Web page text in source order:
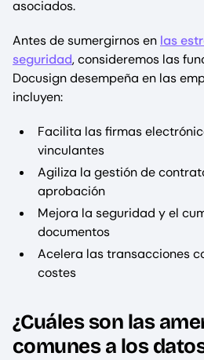
asociados.
Antes de sumergirnos en las
seguridad, consideremos las
Docusign desempeña en las
incluyen:
Facilita las firmas
vinculantes
Agiliza la gestión de
aprobación
Mejora la seguridad y el
documentos
Acelera las transacciones
costes
¿Cuáles son las
comunes a los